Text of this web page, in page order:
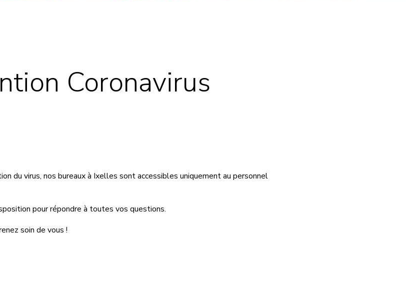
Coronavirus
du virus, nos bureaux à Ixelles sont accessibles uniquement au personnel
pour répondre à toutes vos questions.
soin de vous !